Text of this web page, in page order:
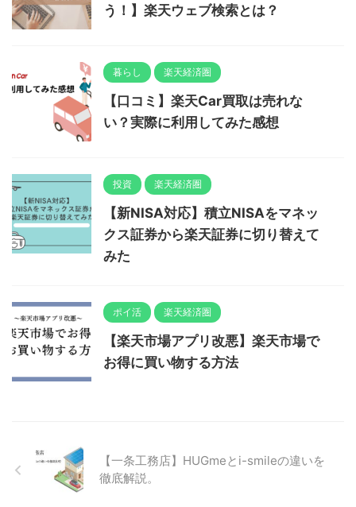
う！】楽天ウェブ検索とは？
暮らし 楽天経済圏
【口コミ】楽天Car買取は売れな
い？実際に利用してみた感想
投資 楽天経済圏
【新NISA対応】積立NISAをマネッ
クス証券から楽天証券に切り替えて
みた
ポイ活 楽天経済圏
【楽天市場アプリ改悪】楽天市場で
お得に買い物する方法
【一条工務店】HUGmeとi-smileの違いを
徹底解説。